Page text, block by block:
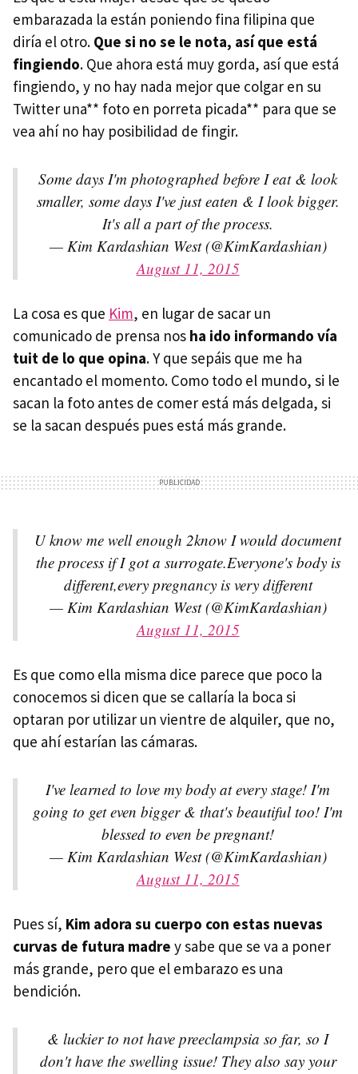
embarazada la están poniendo fina filipina que
diría el otro. Que si no se le nota, así que está
fingiendo. Que ahora está muy gorda, así que está
fingiendo, y no hay nada mejor que colgar en su
Twitter una** foto en porreta picada** para que se
vea ahí no hay posibilidad de fingir.
Some days I'm photographed before I eat & look
smaller, some days I've just eaten & I look bigger.
It's all a part of the process.
— Kim Kardashian West (@KimKardashian)
August 11, 2015
La cosa es que Kim, en lugar de sacar un
comunicado de prensa nos ha ido informando vía
tuit de lo que opina. Y que sepáis que me ha
encantado el momento. Como todo el mundo, si le
sacan la foto antes de comer está más delgada, si
se la sacan después pues está más grande.
U know me well enough 2know I would document
the process if I got a surrogate.Everyone's body is
different,every pregnancy is very different
— Kim Kardashian West (@KimKardashian)
August 11, 2015
Es que como ella misma dice parece que poco la
conocemos si dicen que se callaría la boca si
optaran por utilizar un vientre de alquiler, que no,
que ahí estarían las cámaras.
I've learned to love my body at every stage! I'm
going to get even bigger & that's beautiful too! I'm
blessed to even be pregnant!
— Kim Kardashian West (@KimKardashian)
August 11, 2015
Pues sí, Kim adora su cuerpo con estas nuevas
curvas de futura madre y sabe que se va a poner
más grande, pero que el embarazo es una
bendición.
& luckier to not have preeclampsia so far, so I
don't have the swelling issue! They also say your